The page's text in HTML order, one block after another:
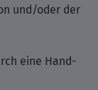
und/oder der
eine Hand-